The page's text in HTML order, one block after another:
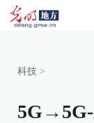
科技 >